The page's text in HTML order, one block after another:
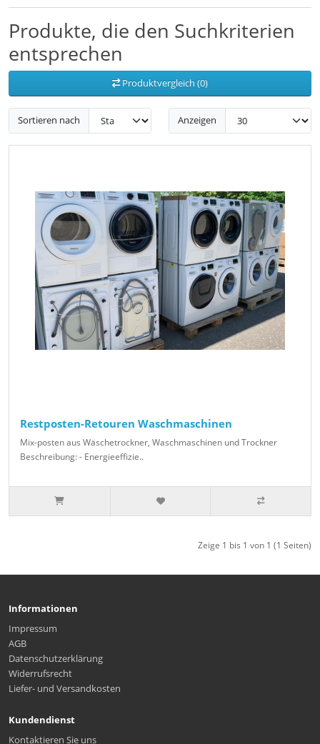
Produkte, die den Suchkriterien
entsprechen
Produktvergleich (0)
Sortieren nach Anzeigen
Restposten-Retouren Waschmaschinen
Mix-posten aus Wäschetrockner, Waschmaschinen und Trockner
Beschreibung: - Energieeffizie..
Zeige 1 bis 1 von 1 (1 Seiten)
Informationen
Impressum
AGB
Datenschutzerklärung
Widerrufsrecht
Liefer- und Versandkosten
Kundendienst
Kontaktieren Sie uns